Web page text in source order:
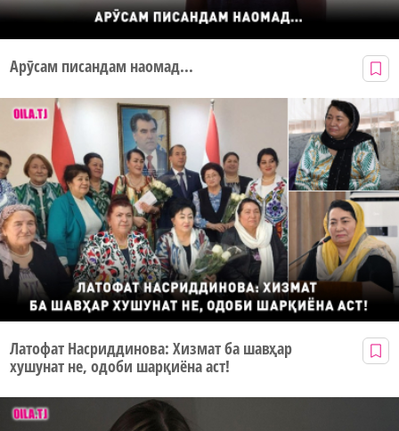
Арӯсам писандам наомад...
Латофат Насриддинова: Хизмат ба шавҳар
хушунат не, одоби шарқиёна аст!